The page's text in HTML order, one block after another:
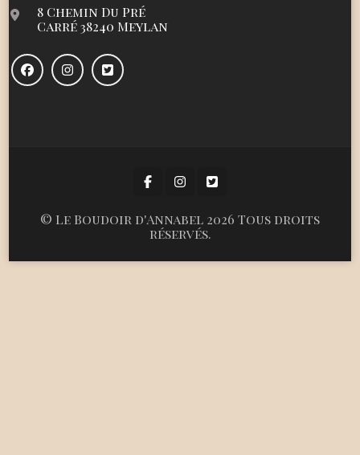
8 Chemin Du Pré
Carré 38240 Meylan
© Le Boudoir d'Annabel 2026 Tous droits
réservés.